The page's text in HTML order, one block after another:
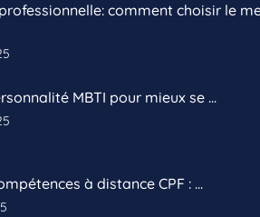
comment choisir le
MBTI pour mieux se ...
à distance CPF : ...